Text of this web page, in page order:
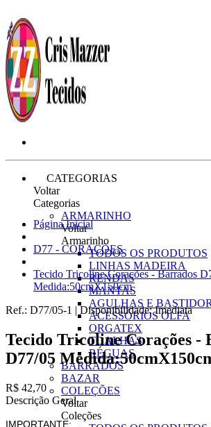
CATEGORIAS
Voltar
Categorias
ARMARINHO
Voltar
Armarinho
TODOS OS PRODUTOS
LINHAS MADEIRA
RENDAS
MANTAS
AGULHAS E BASTIDOR
ACESSÓRIOS OLFA
ORGATEX
TOALHAS
RÉGUAS
BARRADOS
BAZAR
COLEÇÕES
Voltar
Coleções
Página Inicial
D77 - CORAÇÕES
Tecido Tricoline Corações - Barrados
Medida:50cmX150cm
Ref.: D77/05-1 | Disponibilidade:Imediata
Tecido Tricoline Corações -
D77/05
R$ 42,70
Descrição Geral
IMPORTANTE: